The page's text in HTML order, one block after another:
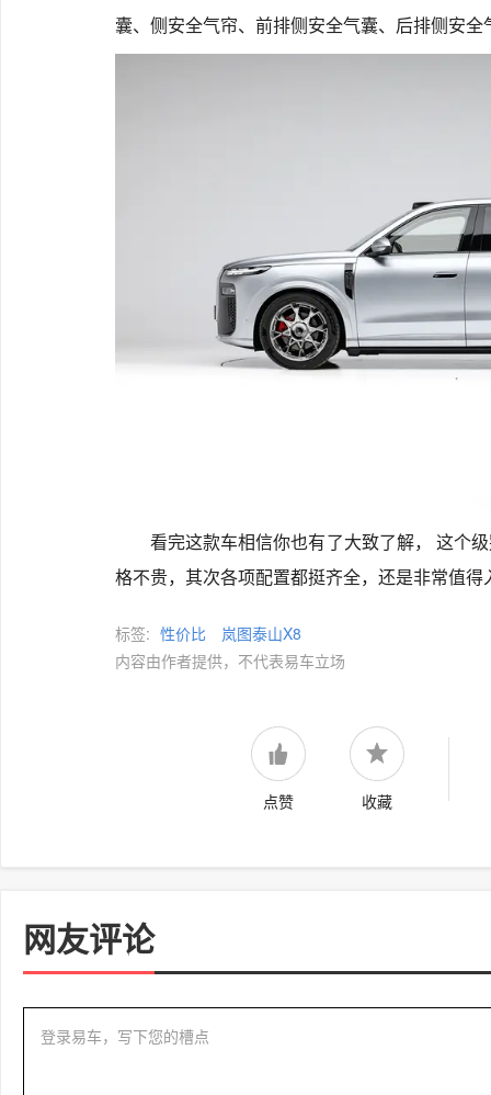
囊、侧安全气帘、前排侧安全气囊、后排侧安
看完这款车相信你也有了大致了解， 这个
格不贵，其次各项配置都挺齐全，还是非常值得
标签: 性价比
岚图泰山X8
内容由作者提供，不代表易车立场
点赞 收藏
网友评论
登录易车，写下您的槽点